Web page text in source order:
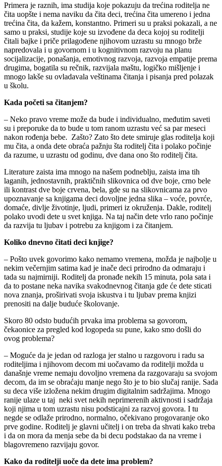
Primera je raznih, ima studija koje pokazuju da trećina roditelja ne
čita uopšte i nema naviku da čita deci, trećina čita umereno i jedna
trećina čita, da kažem, konstantno. Primeri su u praksi pokazali, a ne
samo u praksi, studije koje su izvođene da deca kojoj su roditelji
čitali bajke i priče prilagođene njihovom uzrastu su mnogo brže
napredovala i u govornom i u kognitivnom razvoju na planu
socijalizacije, ponašanja, emotivnog razvoja, razvoja empatije prema
drugima, bogatila su rečnik, razvijala maštu, logičko mišljenje i
mnogo lakše su ovladavala veštinama čitanja i pisanja pred polazak
u školu.
Kada početi sa čitanjem?
– Neko pravo vreme može da bude i individualno, međutim saveti
su i preporuke da to bude u tom ranom uzrastu već sa par meseci
nakon rođenja bebe. Zašto? Zato što dete smiruje glas roditelja koji
mu čita, a onda dete obraća pažnju šta roditelj čita i polako počinje
da razume, u uzrastu od godinu, dve dana ono što roditelj čita.
Literature zaista ima mnogo na našem podneblju, zaista ima tih
laganih, jednostavnih, praktičnih slikovnica od dve boje, crno bele
ili kontrast dve boje crvena, bela, gde su na slikovnicama za prvo
upoznavanje sa knjigama deci dovoljne jedna slika – voće, povrće,
domaće, divlje životinje, ljudi, primeri iz okruženja. Dakle, roditelj
polako uvodi dete u svet knjiga. Na taj način dete vrlo rano počinje
da razvija tu ljubav i potrebu za knjigom i za čitanjem.
Koliko dnevno čitati deci knjige?
– Pošto uvek govorimo kako nemamo vremena, možda je najbolje u
nekim večernjim satima kad je inače deci prirodno da odmaraju i
tada su najmirniji. Roditelj da pronađe nekih 15 minuta, pola sata i
da to postane neka navika svakodnevnog čitanja gde će dete sticati
nova znanja, proširivati svoja iskustva i tu ljubav prema knjizi
prenositi na dalje buduće školovanje.
Skoro 80 odsto budućih prvaka ima problema sa govorom,
čekaonice za pregled kod logopeda su pune, kako smo došli do
ovog problema?
– Moguće da je jedan od razloga jer stalno u razgovoru i radu sa
roditeljima i njihovom decom mi uočavamo da roditelji možda u
današnje vreme nemaju dovoljno vremena da razgovaraju sa svojom
decom, da im se obraćaju manje nego što je to bio slučaj ranije. Sada
su deca više izložena nekim drugim digitalnim sadržajima. Mnogo
ranije ulaze u taj neki svet nekih neprimerenih aktivnosti i sadržaja
koji njima u tom uzrastu nisu podsticajni za razvoj govora. I tu
negde se odlaže prirodno, normalno, očekivano progovaranje oko
prve godine. Roditelj je glavni učitelj i on treba da shvati kako treba
i da on mora da menja sebe da bi decu podstakao da na vreme i
blagovremeno razvijaju govor.
Kako da roditelji uoče da dete ima problem?